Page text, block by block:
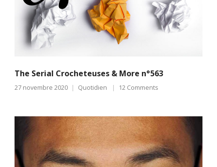
The Serial Crocheteuses & More n°563
27 novembre 2020 Quotidien 12 Comments